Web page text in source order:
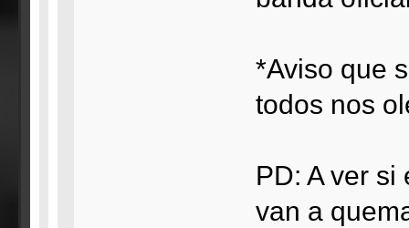
*Aviso que
todos nos
PD: A ver
van a